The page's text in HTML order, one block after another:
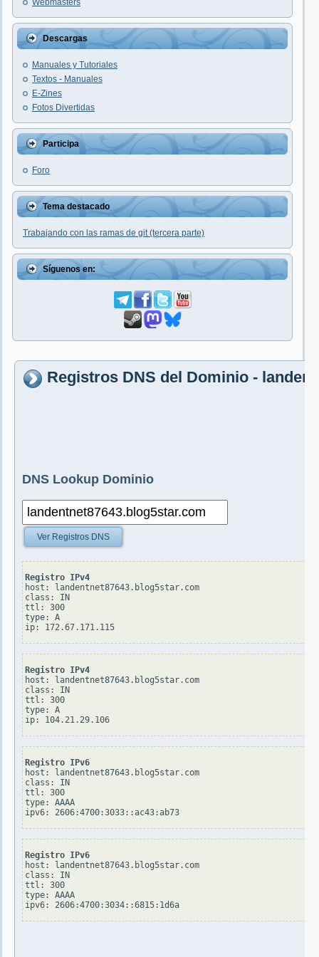
Webmasters
Descargas
Manuales y Tutoriales
Textos - Manuales
E-Zines
Fotos Divertidas
Participa
Foro
Tema destacado
Trabajando con las ramas de git (tercera parte)
Síguenos en:
Registros DNS del Dominio -
DNS Lookup Dominio
Ver Registros DNS
Registro IPv4
host: landentnet87643.blog5star.com
class: IN
ttl: 300
type: A
Registro IPv4
host: landentnet87643.blog5star.com
class: IN
ttl: 300
type: A
Registro IPv6
host: landentnet87643.blog5star.com
class: IN
ttl: 300
type: AAAA
Registro IPv6
host: landentnet87643.blog5star.com
class: IN
ttl: 300
type: AAAA